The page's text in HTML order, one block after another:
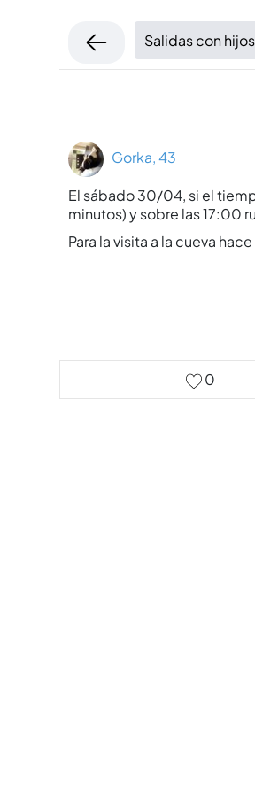
Salidas con
Gorka, 43
El sábado 30/04, si el
minutos) y sobre las 17:00
Para la visita a la cueva
0